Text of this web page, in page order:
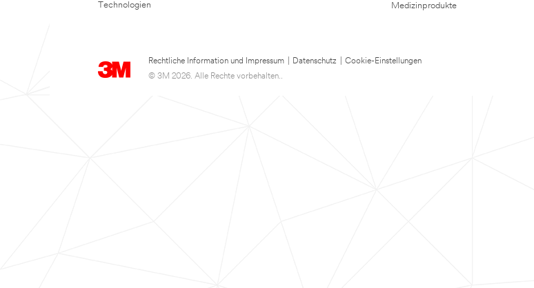
Technologien
Medizinprodukte
Rechtliche Information und Impressum Datenschutz
Cookie-Einstellungen
© 3M 2026. Alle Rechte vorbehalten..